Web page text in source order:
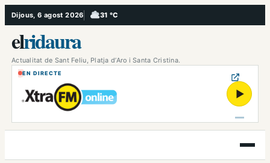
Vés
al
contingut
Dijous, 6 agost 2026 31 °C
, Ennuvolat
elridaura
Actualitat de Sant Feliu, Platja d’Aro i Santa Cristina.
EN DIRECTE
▶
Obre
el